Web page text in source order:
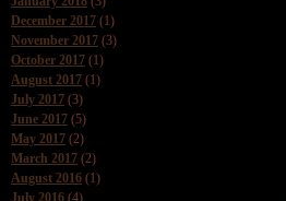
December 2017 (1)
November 2017 (3)
October 2017 (1)
August 2017 (1)
July 2017 (3)
June 2017 (5)
May 2017 (2)
March 2017 (2)
August 2016 (1)
July 2016 (4)